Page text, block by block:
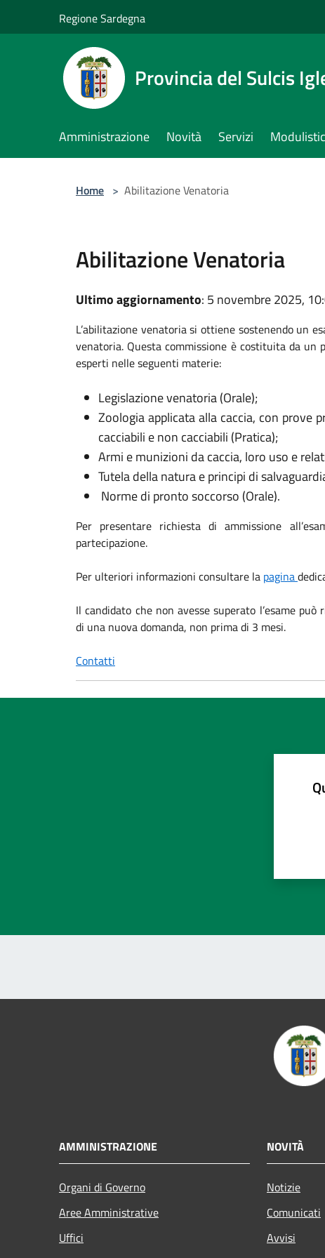
Regione Sardegna
Provincia del Sulcis
Amministrazione Novità Servizi
Home > Abilitazione Venatoria
Abilitazione Venatoria
Ultimo aggiornamento: 5 novembre 2025,
L’abilitazione venatoria si ottiene sostenendo un
venatoria. Questa commissione è costituita da un
esperti nelle seguenti materie:
Legislazione venatoria (Orale);
Zoologia applicata alla caccia, con prove
cacciabili e non cacciabili (Pratica);
Armi e munizioni da caccia, loro uso e
Tutela della natura e principi di
Norme di pronto soccorso (Orale).
Per presentare richiesta di ammissione
partecipazione.
Per ulteriori informazioni consultare la pagina
Il candidato che non avesse superato l’esame
di una nuova domanda, non prima di 3 mesi.
Contatti
AMMINISTRAZIONE
Organi di Governo
Aree Amministrative
Uffici
NOVITÀ
Notizie
Comunicati
Avvisi